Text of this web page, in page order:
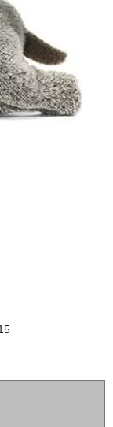
商品はきち
ます。
際、関税な
様のご負担
、２～４
期が遅れる
頂きとても
）
信用出来
ていたこ